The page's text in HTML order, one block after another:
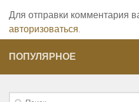
Для отправки комментария
авторизоваться.
ПОПУЛЯРНОЕ
Найти: